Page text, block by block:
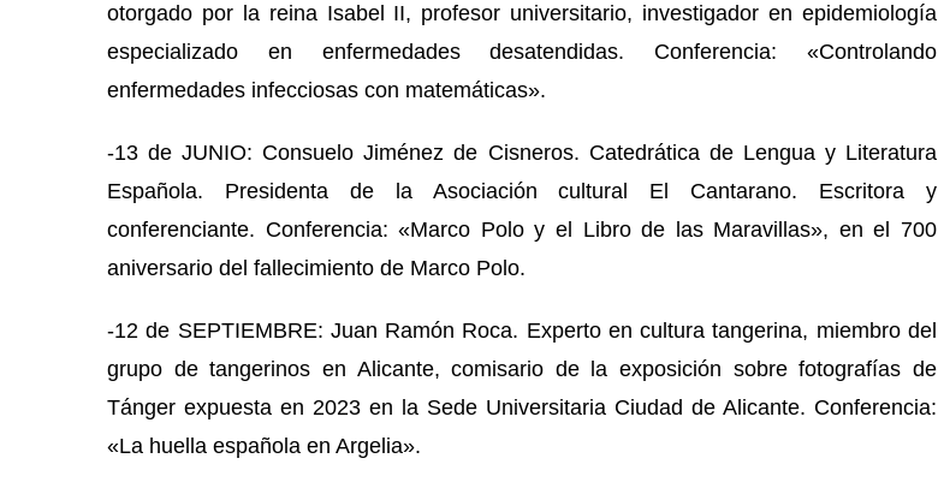
otorgado por la reina Isabel II, profesor universitario, investigador en epidemiología
especializado en enfermedades desatendidas. Conferencia: «Controlando
enfermedades infecciosas con matemáticas».
-13 de JUNIO: Consuelo Jiménez de Cisneros. Catedrática de Lengua y Literatura
Española. Presidenta de la Asociación cultural El Cantarano. Escritora y
conferenciante. Conferencia: «Marco Polo y el Libro de las Maravillas», en el 700
aniversario del fallecimiento de Marco Polo.
-12 de SEPTIEMBRE: Juan Ramón Roca. Experto en cultura tangerina, miembro del
grupo de tangerinos en Alicante, comisario de la exposición sobre fotografías de
Tánger expuesta en 2023 en la Sede Universitaria Ciudad de Alicante. Conferencia:
«La huella española en Argelia».